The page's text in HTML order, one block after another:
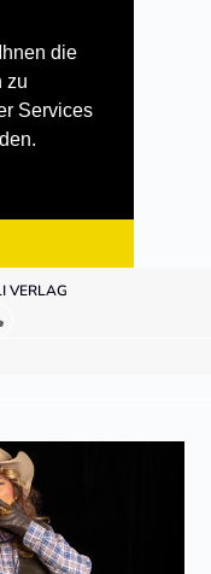
die
zu
Services
VERLAG